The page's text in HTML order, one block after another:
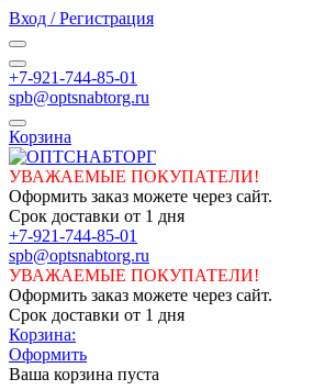
Вход / Регистрация
+7-921-744-85-01
spb@optsnabtorg.ru
Корзина
УВАЖАЕМЫЕ ПОКУПАТЕЛИ!
Оформить заказ можете через сайт.
Срок доставки от 1 дня
+7-921-744-85-01
spb@optsnabtorg.ru
УВАЖАЕМЫЕ ПОКУПАТЕЛИ!
Оформить заказ можете через сайт.
Срок доставки от 1 дня
Корзина:
Оформить
Ваша корзина пуста